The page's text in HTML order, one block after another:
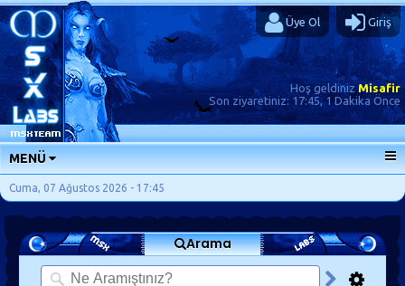
Üye Ol Giriş
Hoş geldinizMisafir
Son ziyaretiniz: 17:45, 1 Dakika Önce
MENÜ
ANA SAYFA
FORUMLAR
SORU-CEVAP
GÜNLÜKLER
Cuma, 07 Ağustos 2026 - 17:45
Arama